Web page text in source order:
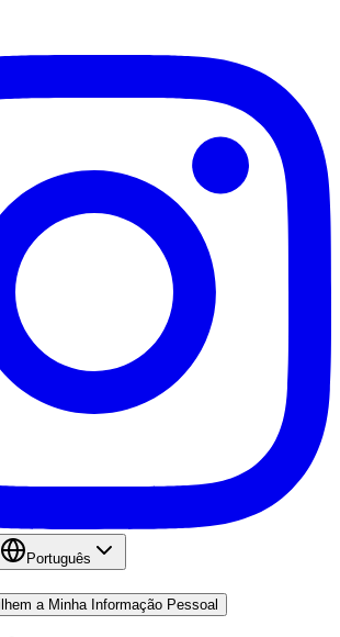
Português
a Minha Informação Pessoal